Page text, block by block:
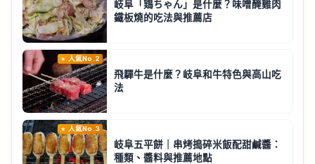
岐阜「鶏ちゃん」是什麼？味噌醃雞肉
鐵板燒的吃法與推薦店
人氣No.2
飛驒牛是什麼？岐阜和牛特色與高山吃
法
人氣No.3
岐阜五平餅｜串烤搗碎米飯配甜鹹醬：
種類、醬料與推薦地點